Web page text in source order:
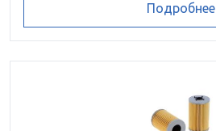
Подробнее